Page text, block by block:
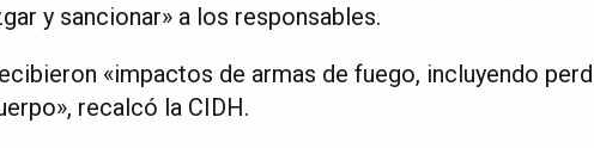
y sancionar» a los responsables.
«impactos de armas de fuego, incluyendo
recalcó la CIDH.